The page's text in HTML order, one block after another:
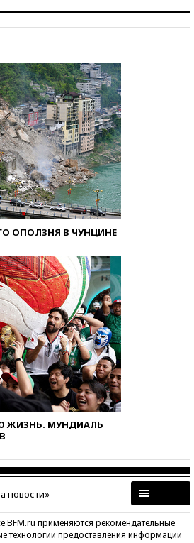
ОПОЛЗНЯ В ЧУНЦИНЕ
ЖИЗНЬ. МУНДИАЛЬ
новости»
применяются рекомендательные
технологии предоставления информации